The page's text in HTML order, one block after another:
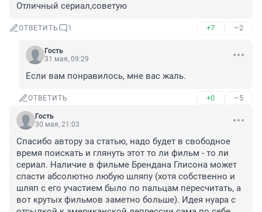
Отличный сериал,советую
ОТВЕТИТЬ 1 +7 –2
Гость
31 мая, 09:29
Если вам понравилось, мне вас жаль.
ОТВЕТИТЬ +0 –5
Гость
30 мая, 21:03
Спасибо автору за статью, надо будет в свободное
время поискать и глянуть этот то ли фильм - то ли
сериал. Наличие в фильме Брендана Глисона может
спасти абсолютно любую шляпу (хотя собственно и
шляп с его участием было по пальцам пересчитать, а
вот крутых фильмов заметно больше). Идея нуара с